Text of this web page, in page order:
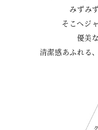
みずみ
そこへジ
優美
清潔感あふれる